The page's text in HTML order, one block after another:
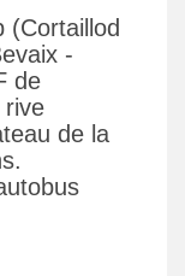
(Cortaillod
-
de
rive
de la